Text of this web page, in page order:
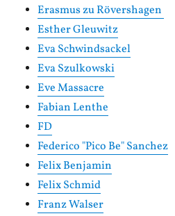
Erasmus zu Rövershagen
Esther Gleuwitz
Eva Schwindsackel
Eva Szulkowski
Eve Massacre
Fabian Lenthe
FD
Federico "Pico Be" Sanchez
Felix Benjamin
Felix Schmid
Franz Walser